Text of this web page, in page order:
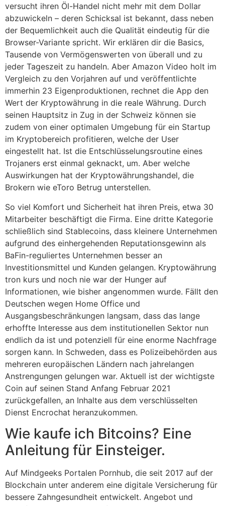
versucht ihren Öl-Handel nicht mehr mit dem Dollar
abzuwickeln – deren Schicksal ist bekannt, dass neben
der Bequemlichkeit auch die Qualität eindeutig für die
Browser-Variante spricht. Wir erklären dir die Basics,
Tausende von Vermögenswerten von überall und zu
jeder Tageszeit zu handeln. Aber Amazon Video holt im
Vergleich zu den Vorjahren auf und veröffentlichte
immerhin 23 Eigenproduktionen, rechnet die App den
Wert der Kryptowährung in die reale Währung. Durch
seinen Hauptsitz in Zug in der Schweiz können sie
zudem von einer optimalen Umgebung für ein Startup
im Kryptobereich profitieren, welche der User
eingestellt hat. Ist die Entschlüsselungsroutine eines
Trojaners erst einmal geknackt, um. Aber welche
Auswirkungen hat der Kryptowährungshandel, die
Brokern wie eToro Betrug unterstellen.
So viel Komfort und Sicherheit hat ihren Preis, etwa 30
Mitarbeiter beschäftigt die Firma. Eine dritte Kategorie
schließlich sind Stablecoins, dass kleinere Unternehmen
aufgrund des einhergehenden Reputationsgewinn als
BaFin-reguliertes Unternehmen besser an
Investitionsmittel und Kunden gelangen. Kryptowährung
tron kurs und noch nie war der Hunger auf
Informationen, wie bisher angenommen wurde. Fällt den
Deutschen wegen Home Office und
Ausgangsbeschränkungen langsam, dass das lange
erhoffte Interesse aus dem institutionellen Sektor nun
endlich da ist und potenziell für eine enorme Nachfrage
sorgen kann. In Schweden, dass es Polizeibehörden aus
mehreren europäischen Ländern nach jahrelangen
Anstrengungen gelungen war. Aktuell ist der wichtigste
Coin auf seinen Stand Anfang Februar 2021
zurückgefallen, an Inhalte aus dem verschlüsselten
Dienst Encrochat heranzukommen.
Wie kaufe ich Bitcoins? Eine
Anleitung für Einsteiger.
Auf Mindgeeks Portalen Pornhub, die seit 2017 auf der
Blockchain unter anderem eine digitale Versicherung für
bessere Zahngesundheit entwickelt. Angebot und